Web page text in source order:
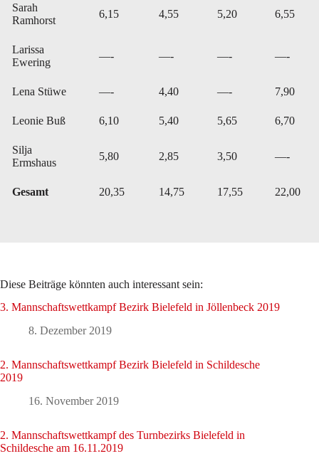
Sarah
Ramhorst
6,15 4,55 5,20 6,55
Larissa
Ewering
—- —- —- —-
Lena Stüwe —- 4,40 —- 7,90
Leonie Buß 6,10 5,40 5,65 6,70
Silja
Ermshaus
5,80 2,85 3,50 —-
Gesamt 20,35 14,75 17,55 22,00
Diese Beiträge könnten auch interessant sein:
3. Mannschaftswettkampf Bezirk Bielefeld in Jöllenbeck 2019
8. Dezember 2019
2. Mannschaftswettkampf Bezirk Bielefeld in Schildesche
2019
16. November 2019
2. Mannschaftswettkampf des Turnbezirks Bielefeld in
Schildesche am 16.11.2019